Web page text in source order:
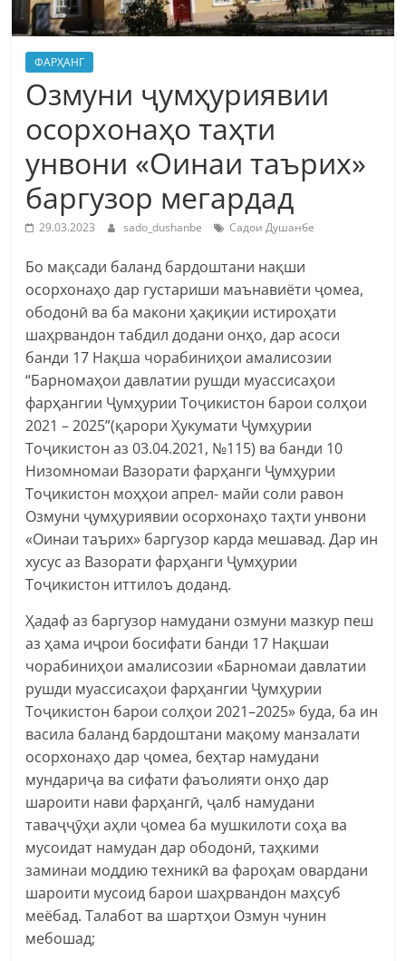
ФАРҲАНГ
Озмуни ҷумҳуриявии
осорхонаҳо таҳти
унвони «Оинаи таърих»
баргузор мегардад
29.03.2023 sado_dushanbe Садои Душанбе
Бо мақсади баланд бардоштани нақши
осорхонаҳо дар густариши маънавиёти ҷомеа,
ободонӣ ва ба макони ҳақиқии истироҳати
шаҳрвандон табдил додани онҳо, дар асоси
банди 17 Нақша чорабиниҳои амалисозии
“Барномаҳои давлатии рушди муассисаҳои
фарҳангии Ҷумҳурии Тоҷикистон барои солҳои
2021 – 2025”(қарори Ҳукумати Ҷумҳурии
Тоҷикистон аз 03.04.2021, №115) ва банди 10
Низомномаи Вазорати фарҳанги Ҷумҳурии
Тоҷикистон моҳҳои апрел- майи соли равон
Озмуни ҷумҳуриявии осорхонаҳо таҳти унвони
«Оинаи таърих» баргузор карда мешавад. Дар ин
хусус аз Вазорати фарҳанги Ҷумҳурии
Тоҷикистон иттилоъ доданд.
Ҳадаф аз баргузор намудани озмуни мазкур пеш
аз ҳама иҷрои босифати банди 17 Нақшаи
чорабиниҳои амалисозии «Барномаи давлатии
рушди муассисаҳои фарҳангии Ҷумҳурии
Тоҷикистон барои солҳои 2021–2025» буда, ба ин
васила баланд бардоштани мақому манзалати
осорхонаҳо дар ҷомеа, беҳтар намудани
мундариҷа ва сифати фаъолияти онҳо дар
шароити нави фарҳангӣ, ҷалб намудани
таваҷҷӯҳи аҳли ҷомеа ба мушкилоти соҳа ва
мусоидат намудан дар ободонӣ, таҳкими
заминаи моддию техникӣ ва фароҳам овардани
шароити мусоид барои шаҳрвандон маҳсуб
меёбад. Талабот ва шартҳои Озмун чунин
мебошад;